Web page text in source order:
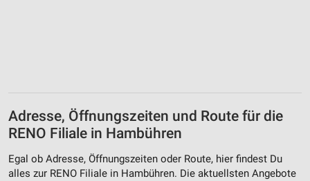
Adresse, Öffnungszeiten und Route für die
RENO Filiale in Hambühren
Egal ob Adresse, Öffnungszeiten oder Route, hier findest Du
alles zur RENO Filiale in Hambühren. Die aktuellsten Angebote